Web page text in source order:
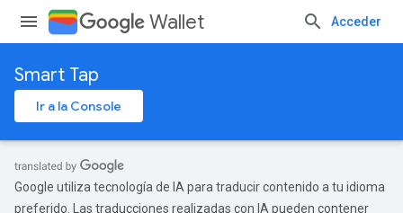
Wallet Acceder
Smart Tap
Ir a la Console
Google utiliza tecnología de IA para traducir contenido a tu idioma
preferido. Las traducciones realizadas con IA pueden contener